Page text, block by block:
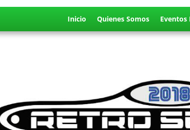
Inicio Quienes Somos Eventos